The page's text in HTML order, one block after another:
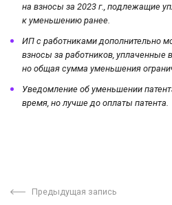
на взносы за 2023 г., подлежащие
к уменьшению ранее.
ИП с работниками дополнительно
взносы за работников, уплаченные
но общая сумма уменьшения
Уведомление об уменьшении
время, но лучше до оплаты патента.
Предыдущая запись